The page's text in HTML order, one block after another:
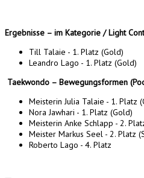
Ergebnisse – im Kategorie / Light
Till Talaie - 1. Platz (Gold)
Leandro Lago - 1. Platz (Gold)
Taekwondo – Bewegungsformen
Meisterin Julia Talaie - 1. Platz
Nora Jawhari - 1. Platz (Gold)
Meisterin Anke Schlapp - 2.
Meister Markus Seel - 2. Platz
Roberto Lago - 4. Platz